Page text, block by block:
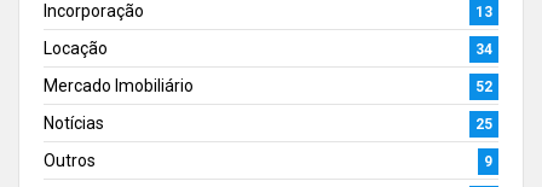
Incorporação 13
Locação 34
Mercado Imobiliário 52
Notícias 25
Outros 9